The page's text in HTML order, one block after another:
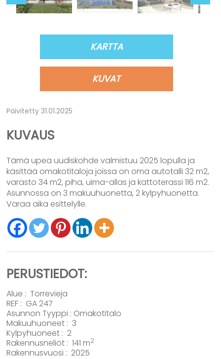
KARTTA
KUVAT
Päivitetty 31.01.2025
KUVAUS
Tämä upea uudiskohde valmistuu 2025 lopulla ja
käsittää omakotitaloja joissa on oma autotalli 32 m2,
varasto 34 m2, piha, uima-allas ja kattoterassi 116 m2.
Asunnossa on 3 makuuhuonetta, 2 kylpyhuonetta.
Varaa aika esittelylle.
PERUSTIEDOT:
Alue :Torrevieja
REF : GA 247
Asunnon Tyyppi : Omakotitalo
Makuuhuoneet : 3
Kylpyhuoneet : 2
Rakennusneliöt : 141 m2
Rakennusvuosi : 2025